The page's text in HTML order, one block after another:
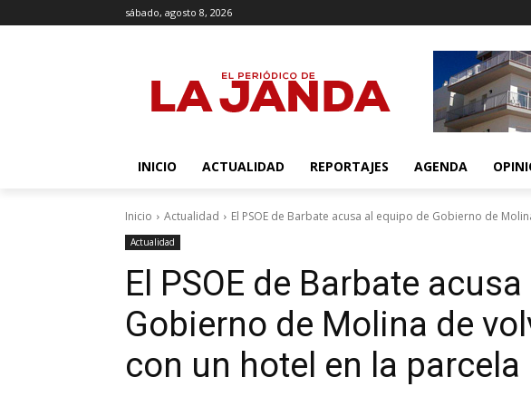
sábado, agosto 8, 2026
INICIO ACTUALIDAD REPORTAJES AGENDA
Inicio Actualidad El PSOE de Barbate acusa al equipo de Gobierno de
Actualidad
El PSOE de Barbate
Gobierno de Molina de
con un hotel en la parcela